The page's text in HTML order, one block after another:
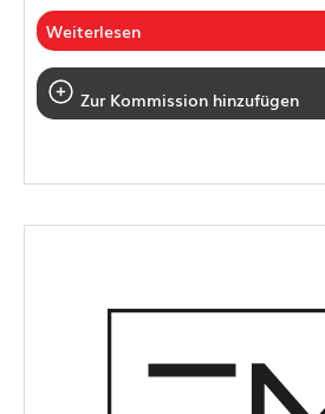
Weiterlesen
Zur Kommission hinzufügen